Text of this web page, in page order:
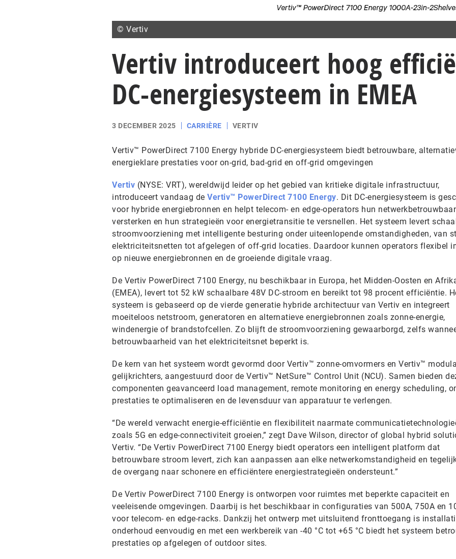
© Vertiv
Vertiv introduceert hoog
DC-energiesysteem in EMEA
3 DECEMBER 2025 CARRIÈRE VERTIV
Vertiv™ PowerDirect 7100 Energy hybride DC-energiesysteem biedt betrouwbare,
energieklare prestaties voor on-grid, bad-grid en off-grid omgevingen
Vertiv (NYSE: VRT), wereldwijd leider op het gebied van kritieke digitale infrastructuur,
introduceert vandaag de Vertiv™ PowerDirect 7100 Energy. Dit DC-energiesysteem is
voor hybride energiebronnen en helpt telecom- en edge-operators hun
versterken en hun strategieën voor energietransitie te versnellen. Het systeem levert
stroomvoorziening met intelligente besturing onder uiteenlopende omstandigheden, van
elektriciteitsnetten tot afgelegen of off-grid locaties. Daardoor kunnen operators flexibel
op nieuwe energiebronnen en de groeiende digitale vraag.
De Vertiv PowerDirect 7100 Energy, nu beschikbaar in Europa, het Midden-Oosten en
(EMEA), levert tot 52 kW schaalbare 48V DC-stroom en bereikt tot 98 procent efficiëntie.
systeem is gebaseerd op de vierde generatie hybride architectuur van Vertiv en integreert
moeiteloos netstroom, generatoren en alternatieve energiebronnen zoals zonne-energie,
windenergie of brandstofcellen. Zo blijft de stroomvoorziening gewaarborgd, zelfs
betrouwbaarheid van het elektriciteitsnet beperkt is.
De kern van het systeem wordt gevormd door Vertiv™ zonne-omvormers en Vertiv™
gelijkrichters, aangestuurd door de Vertiv™ NetSure™ Control Unit (NCU). Samen bieden
componenten geavanceerd load management, remote monitoring en energy scheduling,
prestaties te optimaliseren en de levensduur van apparatuur te verlengen.
“De wereld verwacht energie-efficiëntie en flexibiliteit naarmate
zoals 5G en edge-connectiviteit groeien,” zegt Dave Wilson, director of global hybrid
Vertiv. “De Vertiv PowerDirect 7100 Energy biedt operators een intelligent platform dat
betrouwbare stroom levert, zich kan aanpassen aan elke netwerkomstandigheid en
de overgang naar schonere en efficiëntere energiestrategieën ondersteunt.”
De Vertiv PowerDirect 7100 Energy is ontworpen voor ruimtes met beperkte capaciteit en
veeleisende omgevingen. Daarbij is het beschikbaar in configuraties van 500A, 750A en
voor telecom- en edge-racks. Dankzij het ontwerp met uitsluitend fronttoegang is
onderhoud eenvoudig en met een werkbereik van -40 °C tot +65 °C biedt het systeem
prestaties op afgelegen of outdoor sites.